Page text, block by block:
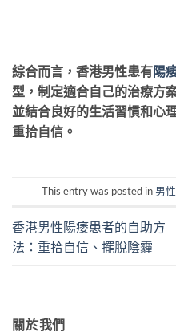
綜合而言，香港男性患有陽
型，制定適合自己的治療方
並結合良好的生活習慣和心
重拾自信。
This entry was posted in 男
香港男性陽痿患者的自助方
法：重拾自信、擺脫陰霾
關於我們